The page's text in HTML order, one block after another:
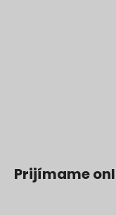
Prijímame